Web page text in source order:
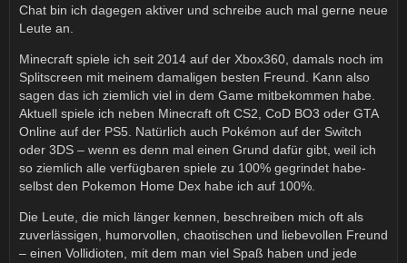
Chat bin ich dagegen aktiver und schreibe auch mal gerne neue
Leute an.
Minecraft spiele ich seit 2014 auf der Xbox360, damals noch im
Splitscreen mit meinem damaligen besten Freund. Kann also
sagen das ich ziemlich viel in dem Game mitbekommen habe.
Aktuell spiele ich neben Minecraft oft CS2, CoD BO3 oder GTA
Online auf der PS5. Natürlich auch Pokémon auf der Switch
oder 3DS – wenn es denn mal einen Grund dafür gibt, weil ich
so ziemlich alle verfügbaren spiele zu 100% gegrindet habe-
selbst den Pokemon Home Dex habe ich auf 100%.
Die Leute, die mich länger kennen, beschreiben mich oft als
zuverlässigen, humorvollen, chaotischen und liebevollen Freund
– einen Vollidioten, mit dem man viel Spaß haben und jede